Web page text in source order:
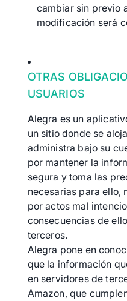
cambiar sin previo
modificación será
OTRAS
USUARIOS
Alegra es un
un sitio donde se
administra bajo su
por mantener la
segura y toma las
necesarias para ello,
por actos mal
consecuencias de
terceros.
Alegra pone en
que la información
en servidores de
Amazon, que